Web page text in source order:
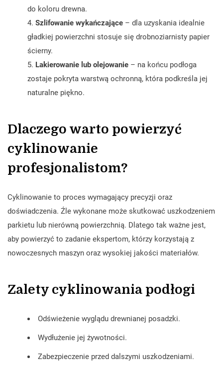
do koloru drewna.
Szlifowanie wykańczające – dla uzyskania idealnie
gładkiej powierzchni stosuje się drobnoziarnisty papier
ścierny.
Lakierowanie lub olejowanie – na końcu podłoga
zostaje pokryta warstwą ochronną, która podkreśla jej
naturalne piękno.
Dlaczego warto powierzyć
cyklinowanie
profesjonalistom?
Cyklinowanie to proces wymagający precyzji oraz
doświadczenia. Źle wykonane może skutkować uszkodzeniem
parkietu lub nierówną powierzchnią. Dlatego tak ważne jest,
aby powierzyć to zadanie ekspertom, którzy korzystają z
nowoczesnych maszyn oraz wysokiej jakości materiałów.
Zalety cyklinowania podłogi
Odświeżenie wyglądu drewnianej posadzki.
Wydłużenie jej żywotności.
Zabezpieczenie przed dalszymi uszkodzeniami.